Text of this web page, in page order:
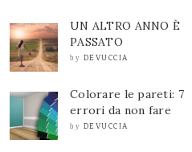
UN ALTRO ANNO È
PASSATO
by DEVUCCIA
Colorare le pareti: 7
errori da non fare
by DEVUCCIA